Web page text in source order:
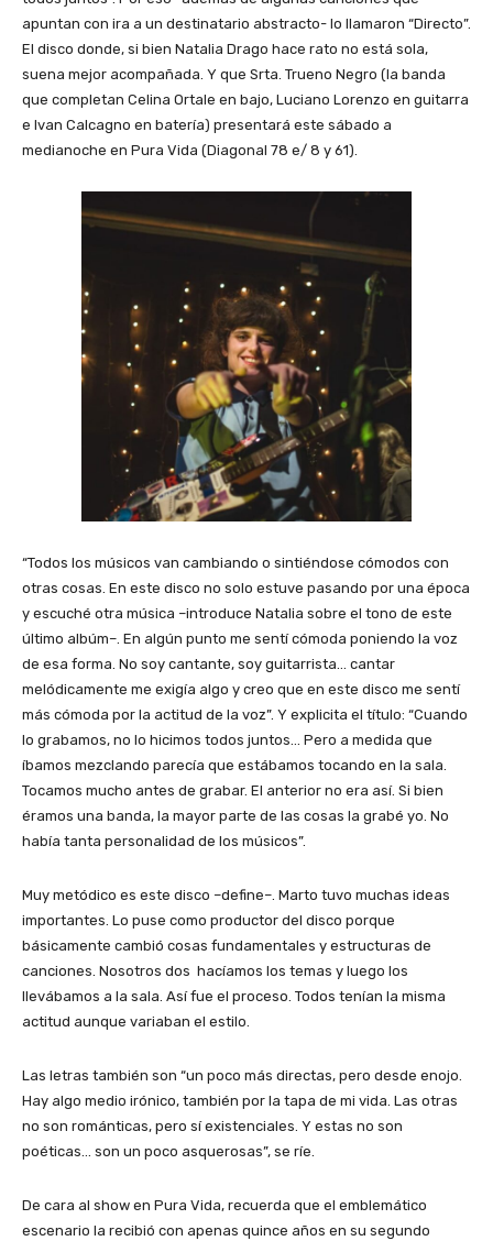
apuntan con ira a un destinatario abstracto- lo llamaron “Directo”.
El disco donde, si bien Natalia Drago hace rato no está sola,
suena mejor acompañada. Y que Srta. Trueno Negro (la banda
que completan Celina Ortale en bajo, Luciano Lorenzo en guitarra
e Ivan Calcagno en batería) presentará este sábado a
medianoche en Pura Vida (Diagonal 78 e/ 8 y 61).
“Todos los músicos van cambiando o sintiéndose cómodos con
otras cosas. En este disco no solo estuve pasando por una época
y escuché otra música –introduce Natalia sobre el tono de este
último albúm–. En algún punto me sentí cómoda poniendo la voz
de esa forma. No soy cantante, soy guitarrista… cantar
melódicamente me exigía algo y creo que en este disco me sentí
más cómoda por la actitud de la voz”. Y explicita el título: “Cuando
lo grabamos, no lo hicimos todos juntos… Pero a medida que
íbamos mezclando parecía que estábamos tocando en la sala.
Tocamos mucho antes de grabar. El anterior no era así. Si bien
éramos una banda, la mayor parte de las cosas la grabé yo. No
había tanta personalidad de los músicos”.
Muy metódico es este disco –define–. Marto tuvo muchas ideas
importantes. Lo puse como productor del disco porque
básicamente cambió cosas fundamentales y estructuras de
canciones. Nosotros dos hacíamos los temas y luego los
llevábamos a la sala. Así fue el proceso. Todos tenían la misma
actitud aunque variaban el estilo.
Las letras también son “un poco más directas, pero desde enojo.
Hay algo medio irónico, también por la tapa de mi vida. Las otras
no son románticas, pero sí existenciales. Y estas no son
poéticas… son un poco asquerosas”, se ríe.
De cara al show en Pura Vida, recuerda que el emblemático
escenario la recibió con apenas quince años en su segundo